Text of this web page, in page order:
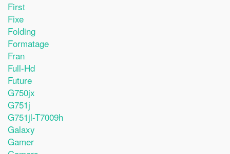
First
Fixe
Folding
Formatage
Fran
Full-Hd
Future
G750jx
G751j
G751jl-T7009h
Galaxy
Gamer